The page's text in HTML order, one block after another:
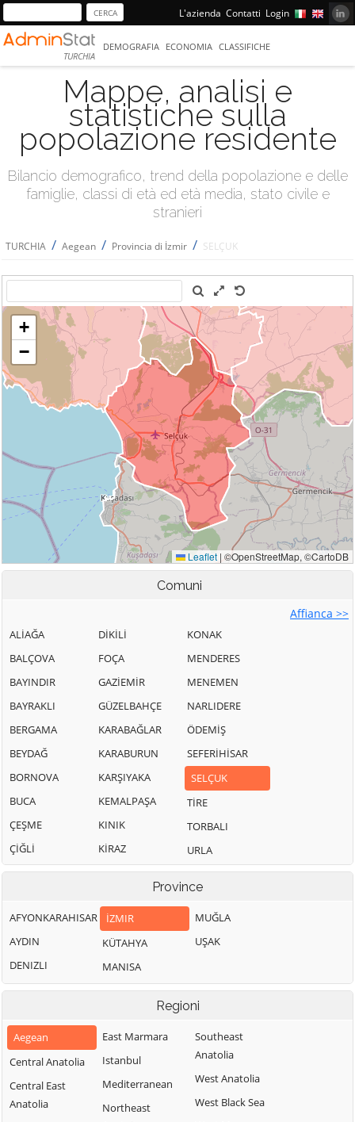
L'azienda Contatti Login
TURCHIA
DEMOGRAFIA ECONOMIA CLASSIFICHE
Mappe, analisi e
statistiche sulla
popolazione residente
Bilancio demografico, trend della popolazione e delle
famiglie, classi di età ed età media, stato civile e
stranieri
TURCHIA / Aegean / Provincia di İzmir / SELÇUK
Comuni
Affianca >>
ALİAĞA
BALÇOVA
BAYINDIR
BAYRAKLI
BERGAMA
BEYDAĞ
BORNOVA
BUCA
ÇEŞME
ÇİĞLİ
DİKİLİ
FOÇA
GAZİEMİR
GÜZELBAHÇE
KARABAĞLAR
KARABURUN
KARŞIYAKA
KEMALPAŞA
KINIK
KİRAZ
KONAK
MENDERES
MENEMEN
NARLIDERE
ÖDEMİŞ
SEFERİHİSAR
SELÇUK
TİRE
TORBALI
URLA
Province
AFYONKARAHISAR
AYDIN
DENIZLI
İZMIR
KÜTAHYA
MANISA
MUĞLA
UŞAK
Regioni
Aegean
Central Anatolia
Central East
Anatolia
East Marmara
Istanbul
Mediterranean
Northeast
Southeast
Anatolia
West Anatolia
West Black Sea